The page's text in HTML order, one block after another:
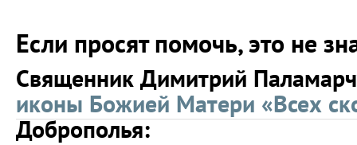
Если просят помочь, это не
Священник Димитрий
иконы Божией Матери «Всех
Доброполья: